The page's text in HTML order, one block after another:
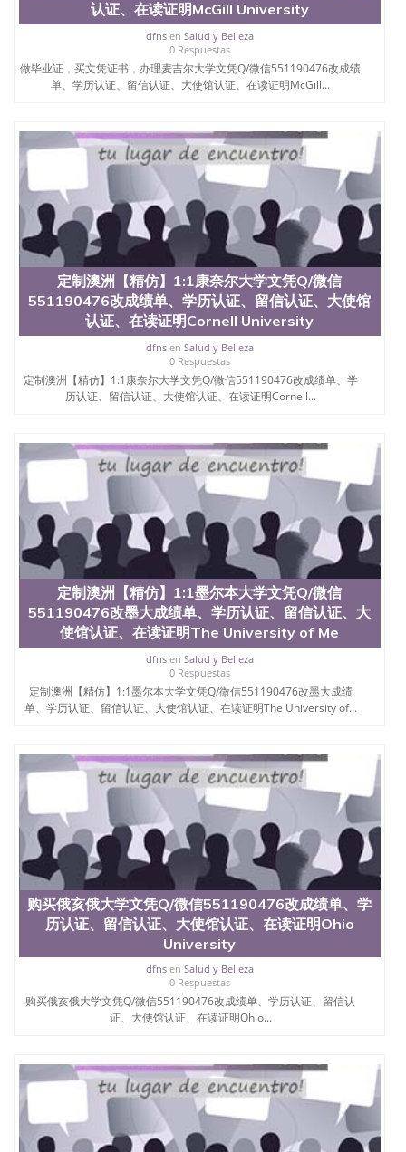
士做文凭/购买澳洲大学毕业证成绩单假文凭学历英
国边山大学假文凭在线制作QQ/薇信551190476快速
办理英国大学毕业证Edge Hill University【学历认证，
留信认证，WSE认证】具（可查）代办录取通知书、
Offer、在读证明、雅思托福成绩单、办理国外学历证
书
认证、在读证明McGill University
dfnsen Salud y Belleza
0 Respuestas
做毕业证，买文凭证书，办理麦吉尔大学文凭Q/微信551190476改成绩
单、学历认证、留信认证、大使馆认证、在读证明McGill...
定制澳洲【精仿】1:1康奈尔大学文凭Q/微信
551190476改成绩单、学历认证、留信认证、大使馆
认证、在读证明Cornell University
dfnsen Salud y Belleza
0 Respuestas
定制澳洲【精仿】1:1康奈尔大学文凭Q/微信551190476改成绩单、学
历认证、留信认证、大使馆认证、在读证明Cornell...
定制澳洲【精仿】1:1墨尔本大学文凭Q/微信
551190476改墨大成绩单、学历认证、留信认证、大
使馆认证、在读证明The University of Me
dfnsen Salud y Belleza
0 Respuestas
定制澳洲【精仿】1:1墨尔本大学文凭Q/微信551190476改墨大成绩
单、学历认证、留信认证、大使馆认证、在读证明The University of...
购买俄亥俄大学文凭Q/微信551190476改成绩单、学
历认证、留信认证、大使馆认证、在读证明Ohio
University
dfnsen Salud y Belleza
0 Respuestas
购买俄亥俄大学文凭Q/微信551190476改成绩单、学历认证、留信认
证、大使馆认证、在读证明Ohio...